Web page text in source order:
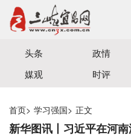
宜昌三峡融媒体中心主办
头条 政情
媒观
时评
首页> 学习强国> 正文
新华图讯丨习近平在河